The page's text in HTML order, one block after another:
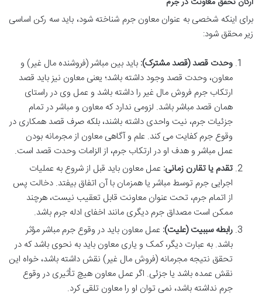
برای اینکه شخصی به عنوان معاون جرم شناخته شود، باید سه رکن اساسی
زیر محقق شود:
وحدت قصد (قصد مشترک): باید بین مباشر (فروشنده مال غیر) و
معاون، وحدت قصد وجود داشته باشد؛ یعنی معاون نیز باید قصد
ارتکاب جرم فروش مال غیر را داشته باشد و عمل وی در راستای
همان قصد مباشر باشد. لزومی ندارد که معاون و مباشر در تمام
جزئیات جرم، نیت واحدی داشته باشند، بلکه صرف قصد همکاری در
وقوع جرم کفایت می کند. علم و آگاهی معاون از مجرمانه بودن
عمل مباشر و هدف او در ارتکاب جرم، از الزامات وحدت قصد است.
تقدم یا تقارن زمانی: عمل معاون باید قبل از شروع به عملیات
اجرایی جرم توسط مباشر یا همزمان با آن اتفاق بیفتد. دخالت پس
از اتمام جرم، تحت عنوان معاونت قابل تعقیب نیست، هرچند
ممکن است مصداق جرم دیگری مانند اخفای ادله جرم باشد.
رابطه سببیت (علیت): عمل معاون باید در وقوع جرم مباشر مؤثر
باشد. به عبارت دیگر، کمک و یاری معاون باید به نحوی باشد که در
تحقق نتیجه مجرمانه (فروش مال غیر) نقش داشته باشد، خواه این
نقش عمده باشد یا جزئی. اگر عمل معاون هیچ تأثیری در وقوع
جرم نداشته باشد، نمی توان او را معاون تلقی کرد.